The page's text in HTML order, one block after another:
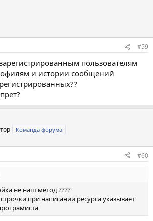
#59
пользователям
и истории сообщений
Команда форума
#60
не наш метод ????
при написании ресурса указывает